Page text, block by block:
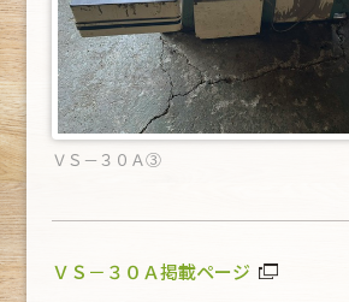
ＶＳ－３０Ａ③
ＶＳ－３０Ａ掲載ページ